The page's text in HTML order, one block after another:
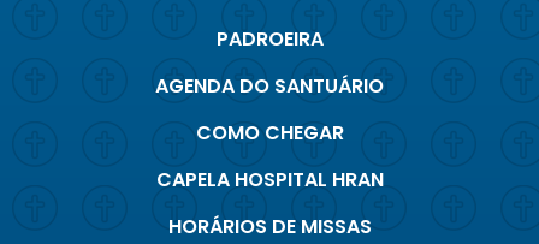
PADROEIRA
AGENDA DO SANTUÁRIO
COMO CHEGAR
CAPELA HOSPITAL HRAN
HORÁRIOS DE MISSAS